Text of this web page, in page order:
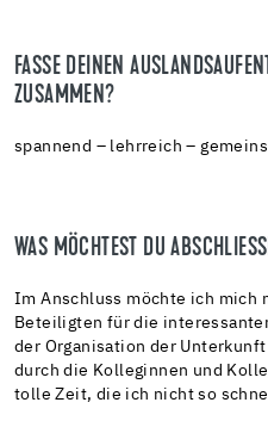
FASSE DEINEN
ZUSAMMEN?
spannend – lehrreich –
WAS MÖCHTEST DU
Im Anschluss möchte ich mich
Beteiligten für die
der Organisation der
durch die Kolleginnen und
tolle Zeit, die ich nicht so